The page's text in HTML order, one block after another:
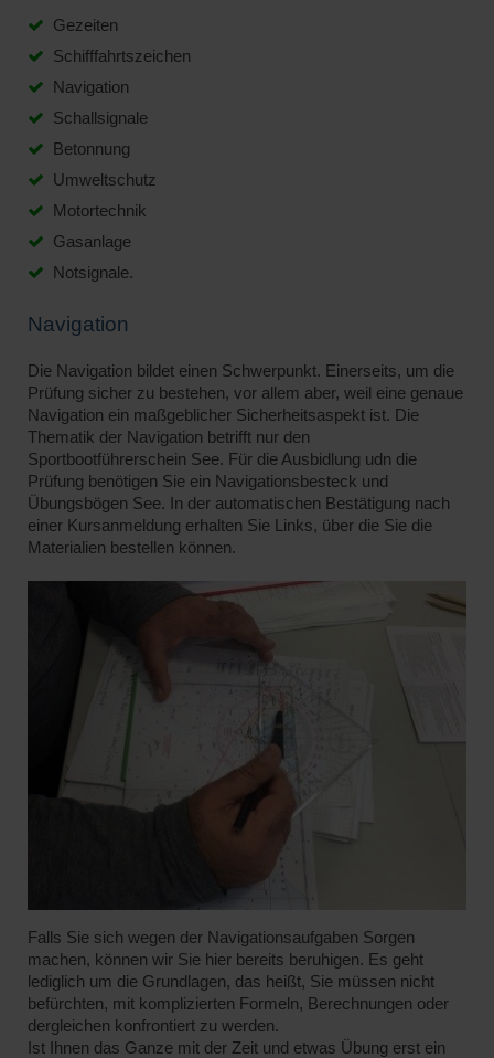
Gezeiten
Schifffahrtszeichen
Navigation
Schallsignale
Betonnung
Umweltschutz
Motortechnik
Gasanlage
Notsignale.
Navigation
Die Navigation bildet einen Schwerpunkt. Einerseits, um die
Prüfung sicher zu bestehen, vor allem aber, weil eine genaue
Navigation ein maßgeblicher Sicherheitsaspekt ist. Die
Thematik der Navigation betrifft nur den
Sportbootführerschein See. Für die Ausbidlung udn die
Prüfung benötigen Sie ein Navigationsbesteck und
Übungsbögen See. In der automatischen Bestätigung nach
einer Kursanmeldung erhalten Sie Links, über die Sie die
Materialien bestellen können.
Falls Sie sich wegen der Navigationsaufgaben Sorgen
machen, können wir Sie hier bereits beruhigen. Es geht
lediglich um die Grundlagen, das heißt, Sie müssen nicht
befürchten, mit komplizierten Formeln, Berechnungen oder
dergleichen konfrontiert zu werden.
Ist Ihnen das Ganze mit der Zeit und etwas Übung erst ein